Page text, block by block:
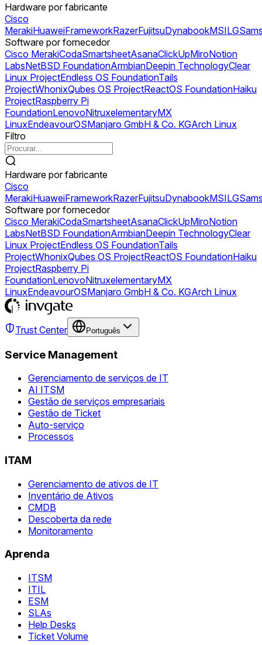
Hardware por fabricante
Cisco
MerakiHuaweiFrameworkRazerFujitsuDynabookMSILG
Software por fornecedor
Cisco MerakiCodaSmartsheetAsanaClickUpMiroNotion
LabsNetBSD FoundationArmbianDeepin TechnologyClear
Linux ProjectEndless OS FoundationTails
ProjectWhonixQubes OS ProjectReactOS FoundationHaiku
ProjectRaspberry Pi
FoundationLenovoNitruxelementaryMX
LinuxEndeavourOSManjaro GmbH & Co. KGArch Linux
Filtro
Hardware por fabricante
Cisco
MerakiHuaweiFrameworkRazerFujitsuDynabookMSILG
Software por fornecedor
Cisco MerakiCodaSmartsheetAsanaClickUpMiroNotion
LabsNetBSD FoundationArmbianDeepin TechnologyClear
Linux ProjectEndless OS FoundationTails
ProjectWhonixQubes OS ProjectReactOS FoundationHaiku
ProjectRaspberry Pi
FoundationLenovoNitruxelementaryMX
LinuxEndeavourOSManjaro GmbH & Co. KGArch Linux
Trust Center Português
Service Management
Gerenciamento de serviços de IT
AI ITSM
Gestão de serviços empresariais
Gestão de Ticket
Auto-serviço
Processos
ITAM
Gerenciamento de ativos de IT
Inventário de Ativos
CMDB
Descoberta da rede
Monitoramento
Aprenda
ITSM
ITIL
ESM
SLAs
Help Desks
Ticket Volume